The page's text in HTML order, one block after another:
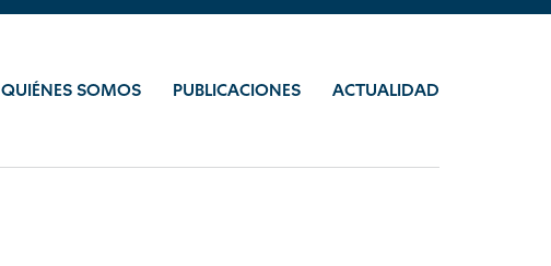
QUIÉNES SOMOS PUBLICACIONES ACTUALIDAD